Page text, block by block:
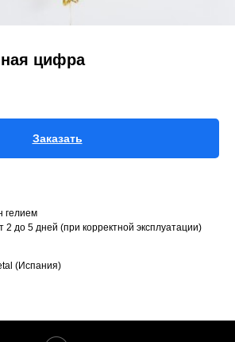
цифра
Заказать
гелием
2 до 5 дней (при корректной эксплуатации)
(Испания)